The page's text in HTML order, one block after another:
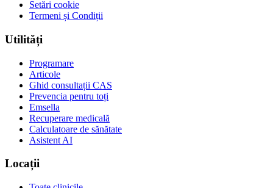
Setări cookie
Termeni și Condiții
Utilități
Programare
Articole
Ghid consultații CAS
Prevencia pentru toți
Emsella
Recuperare medicală
Calculatoare de sănătate
Asistent AI
Locații